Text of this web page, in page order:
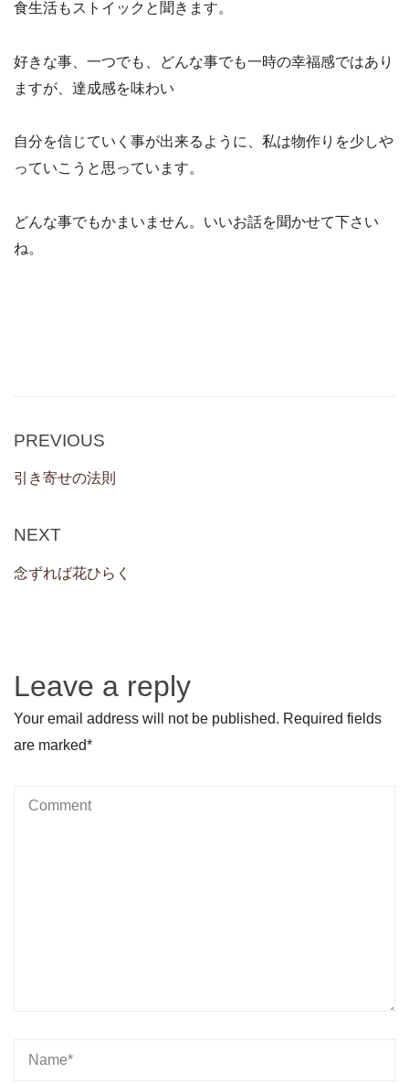
食生活もストイックと聞きます。
好きな事、一つでも、どんな事でも一時の幸福感ではあり
ますが、達成感を味わい
自分を信じていく事が出来るように、私は物作りを少しや
っていこうと思っています。
どんな事でもかまいません。いいお話を聞かせて下さい
ね。
Post
Previous
PREVIOUS
引き寄せの法則
Next
NEXT
念ずれば花ひらく
Leave a reply
Your email address will not be published. Required fields
are marked*